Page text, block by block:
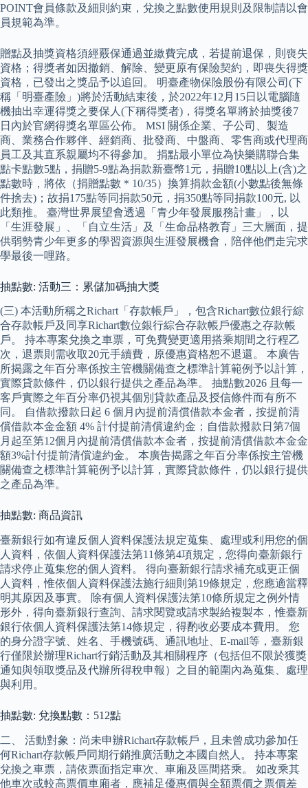
POINT會員條款及細則約束，兌換之點數使用規則及限制請以會
員規範為準。
贈點及抽獎資格須經覈保通過並繳費完成，若提前退保，則喪失
資格；得獎者如因撤銷、解除、變更原有保險契約，即喪失得獎
資格，已發出之獎品予以追回。 明臺產物保險股份有限公司(下
稱「明臺產險」)將於活動結束後，於2022年12月15日以電腦隨
機抽出幸運得獎之要保人(下稱得獎者)，得獎名單將於抽獎後7
日內於官網得獎名單區公佈。 MSI 關係企業、子公司、製造
商、業務合作夥伴、經銷商、批發商、中盤商、零售商或代理商
員工及其直系親屬均不得參加。 捐點最小單位為快樂購聯合集
點卡點數5點，捐贈5-9點為捐款新臺幣1元，捐贈10點以上(含)之
點數時，將依（捐贈點數＊10/35）換算捐款金額(小數點後無條
件捨去)；故捐175點等同捐款50元，捐350點等同捐款100元, 以
此類推。 臺灣世界展望會透過「青少年發展服務計畫」，以
「生涯發展」、「自立生活」及「生命品格教育」三大層面，提
供弱勢青少年更多的學習資源與生涯發展機會，陪伴他們走完求
學最後一哩路。
抽點數: 活動三：累儲加碼抽大獎
(三) 本活動所稱之Richart「存款帳戶」，包含Richart數位銀行綜
合存款帳戶及同享Richart數位銀行綜合存款帳戶優惠之存款帳
戶。 持本專案兌換之車票，可免費變更適用搭乘期間之行程乙
次，退票則需收取20元手續費，原優惠資格恕不退還。 本廣告
所揭露之年百分率係按主管機關備查之標準計算範例予以計算，
實際貸款條件，仍以銀行提供之產品為準。 抽點數2026 且每一
客戶實際之年百分率仍視其個別貸款產品及授信條件而有所不
同。 自借款撥款日起 6 個月內提前清償借款本金者，按提前清
償借款本金金額 4% 計付提前清償違約金；自借款撥款日第7個
月起至第12個月內提前清償借款本金者，按提前清償借款本金金
額3%計付提前清償違約金。 本廣告揭露之年百分率係按主管機
關備查之標準計算範例予以計算，實際貸款條件，仍以銀行提供
之產品為準。
抽點數: 商品資訊
臺新銀行如有違反個人資料保護法規定蒐集、處理或利用您的個
人資料，依個人資料保護法第11條第4項規定，您得向臺新銀行
請求停止蒐集您的個人資料。 得向臺新銀行請求補充或更正個
人資料，惟依個人資料保護法施行細則第19條規定，您應適當釋
明其原因及事實。 除有個人資料保護法第10條所規定之例外情
形外，得向臺新銀行查詢、請求閱覽或請求製給複製本，惟臺新
銀行依個人資料保護法第14條規定，得酌收必要成本費用。 您
的身分證字號、姓名、手機號碼、通訊地址、E-mail等，臺新銀
行僅限於辦理Richart行銷活動及其相關程序（包括但不限於獲獎
通知與領取獎品及代辦所得稅申報）之目的範圍內為蒐集、處理
與利用。
抽點數: 兌換點數：512點
二、 活動對象：尚未申辦Richart存款帳戶，且未曾成功參加任
何Richart存款帳戶同期行銷推廣活動之本國自然人。 持本專案
兌換之車票，請依票面指定車次、車廂及區間搭乘。 如改乘其
他車次或較高票價車廂者，應補足優惠價與全額票價之票價差